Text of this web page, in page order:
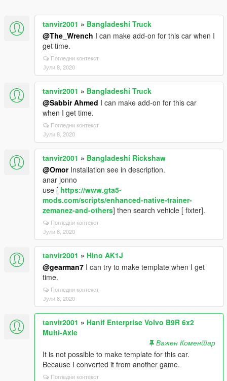
tanvir2001 » Bangladeshi Truck
@The_Wrench I can make add-on for this car when I
get time.
Погледни контекст
Јули 8, 2020
tanvir2001 » Bangladeshi Truck
@Sabbir Ahmed I can make add-on for this car
when I get time.
Погледни контекст
Јули 8, 2020
tanvir2001 » Bangladeshi Rickshaw
@OmorInstallation see in description.
anar jonno
use [ https://www.gta5-
mods.com/scripts/enhanced-native-trainer-
zemanez-and-others] then search vehicle [ fixter].
Погледни контекст
Јули 8, 2020
tanvir2001 » Hino AK1J
@gearman7 I can try to make template when I get
time.
Погледни контекст
Јули 8, 2020
tanvir2001 » Hanif Enterprise Volvo B9R 6x2
Multi-Axle
Важен Коментар
It is not possible to make template for this car.
Because I converted it from another game.
Погледни контекст